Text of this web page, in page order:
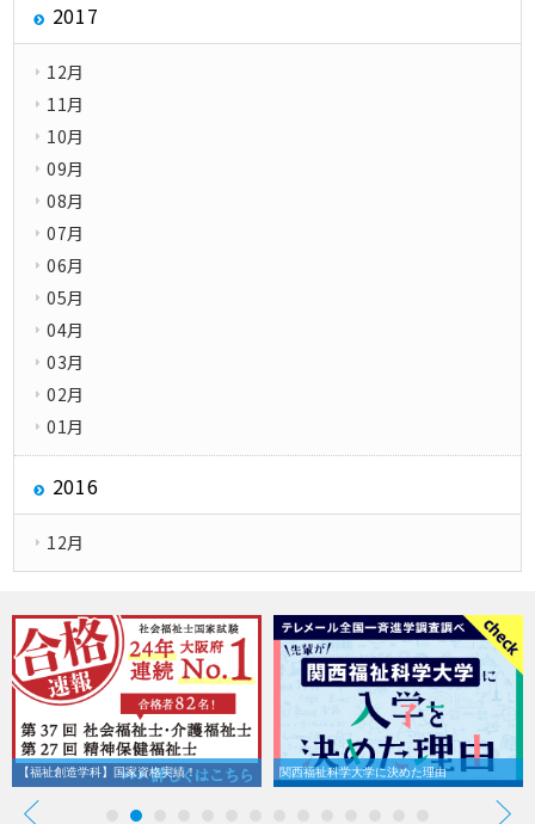
2017
12月
11月
10月
09月
08月
07月
06月
05月
04月
03月
02月
01月
2016
12月
【福祉創造学科】国家資格実績！ 関西福祉科学大学に決めた理由